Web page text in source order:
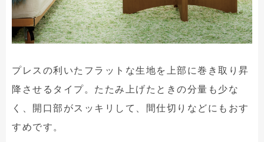
プレスの利いたフラットな生地を上部に巻き取り昇
降させるタイプ。たたみ上げたときの分量も少な
く、開口部がスッキリして、間仕切りなどにもおす
すめです。